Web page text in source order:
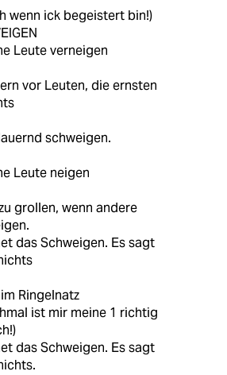
wenn ick begeistert bin!)
Leute verneigen
vor Leuten, die ernsten
schweigen.
Leute neigen
grollen, wenn andere
das Schweigen. Es sagt
Ringelnatz
ist mir meine 1 richtig
das Schweigen. Es sagt